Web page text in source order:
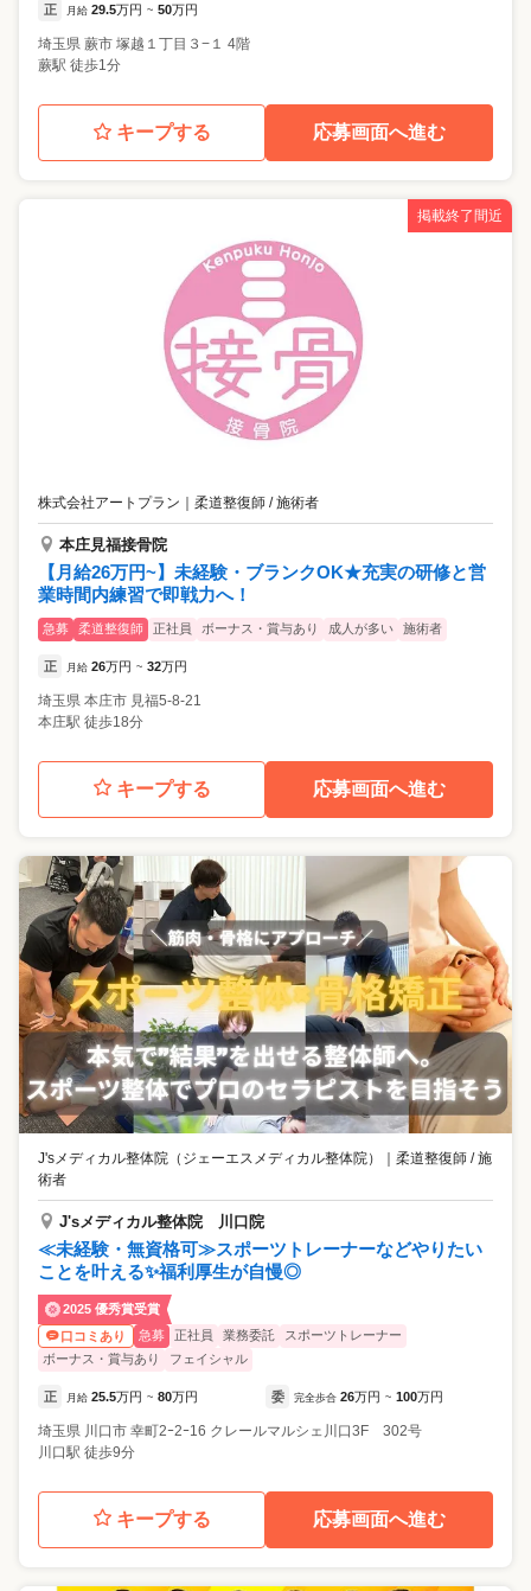
正 月給 29.5万円 ~ 50万円
埼玉県 蕨市 塚越１丁目３−１ 4階
蕨駅 徒歩1分
キープする 応募画面へ進む
掲載終了間近
株式会社アートプラン ｜ 柔道整復師 / 施術者
本庄見福接骨院
【月給26万円~】未経験・ブランクOK★充実の研修と営
業時間内練習で即戦力へ！
急募 柔道整復師 正社員 ボーナス・賞与あり 成人が多い 施術者
正 月給 26万円 ~ 32万円
埼玉県 本庄市 見福5-8-21
本庄駅 徒歩18分
キープする 応募画面へ進む
J'sメディカル整体院（ジェーエスメディカル整体院）
柔道整復師 / 施
術者
J'sメディカル整体院 川口院
≪未経験・無資格可≫スポーツトレーナーなどやりたい
ことを叶える✨福利厚生が自慢◎
2025 優秀賞受賞
口コミあり
急募 正社員 業務委託
スポーツトレーナー
ボーナス・賞与あり
フェイシャル
正 月給 25.5万円 ~ 80万円 委 完全歩合 26万円 ~ 100万円
埼玉県 川口市 幸町2ｰ2ｰ16 クレールマルシェ川口3F 302号
川口駅 徒歩9分
キープする 応募画面へ進む